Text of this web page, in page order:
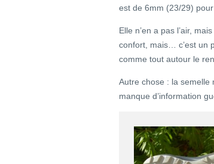
est de 6mm (23/29)
Elle n’en a pas l’air,
confort, mais… c’est un
comme tout autour le
Autre chose : la semelle
manque d’information